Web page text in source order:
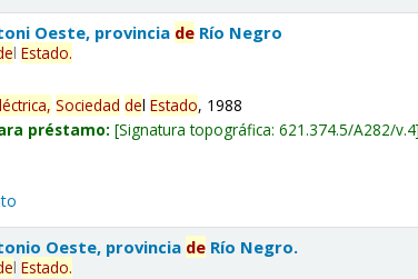
Oeste, provincia de Río Negro
lEstado.
Sociedad delEstado, 1988
préstamo: Signatura topográfica:621.374.5/A282/v.4
Oeste, provincia de Río Negro.
lEstado.